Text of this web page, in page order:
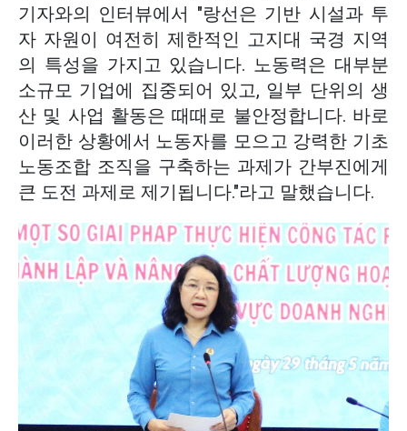
기자와의 인터뷰에서 "랑선은 기반 시설과 투
자 자원이 여전히 제한적인 고지대 국경 지역
의 특성을 가지고 있습니다. 노동력은 대부분
소규모 기업에 집중되어 있고, 일부 단위의 생
산 및 사업 활동은 때때로 불안정합니다. 바로
이러한 상황에서 노동자를 모으고 강력한 기초
노동조합 조직을 구축하는 과제가 간부진에게
큰 도전 과제로 제기됩니다."라고 말했습니다.